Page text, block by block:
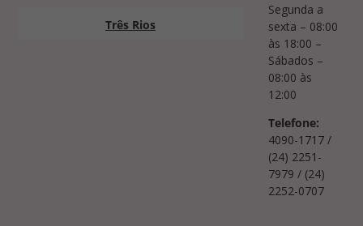
Três Rios
Segunda a
sexta – 08:00
às 18:00 –
Sábados –
08:00 às
12:00
Telefone:
4090-1717 /
(24) 2251-
7979 / (24)
2252-0707